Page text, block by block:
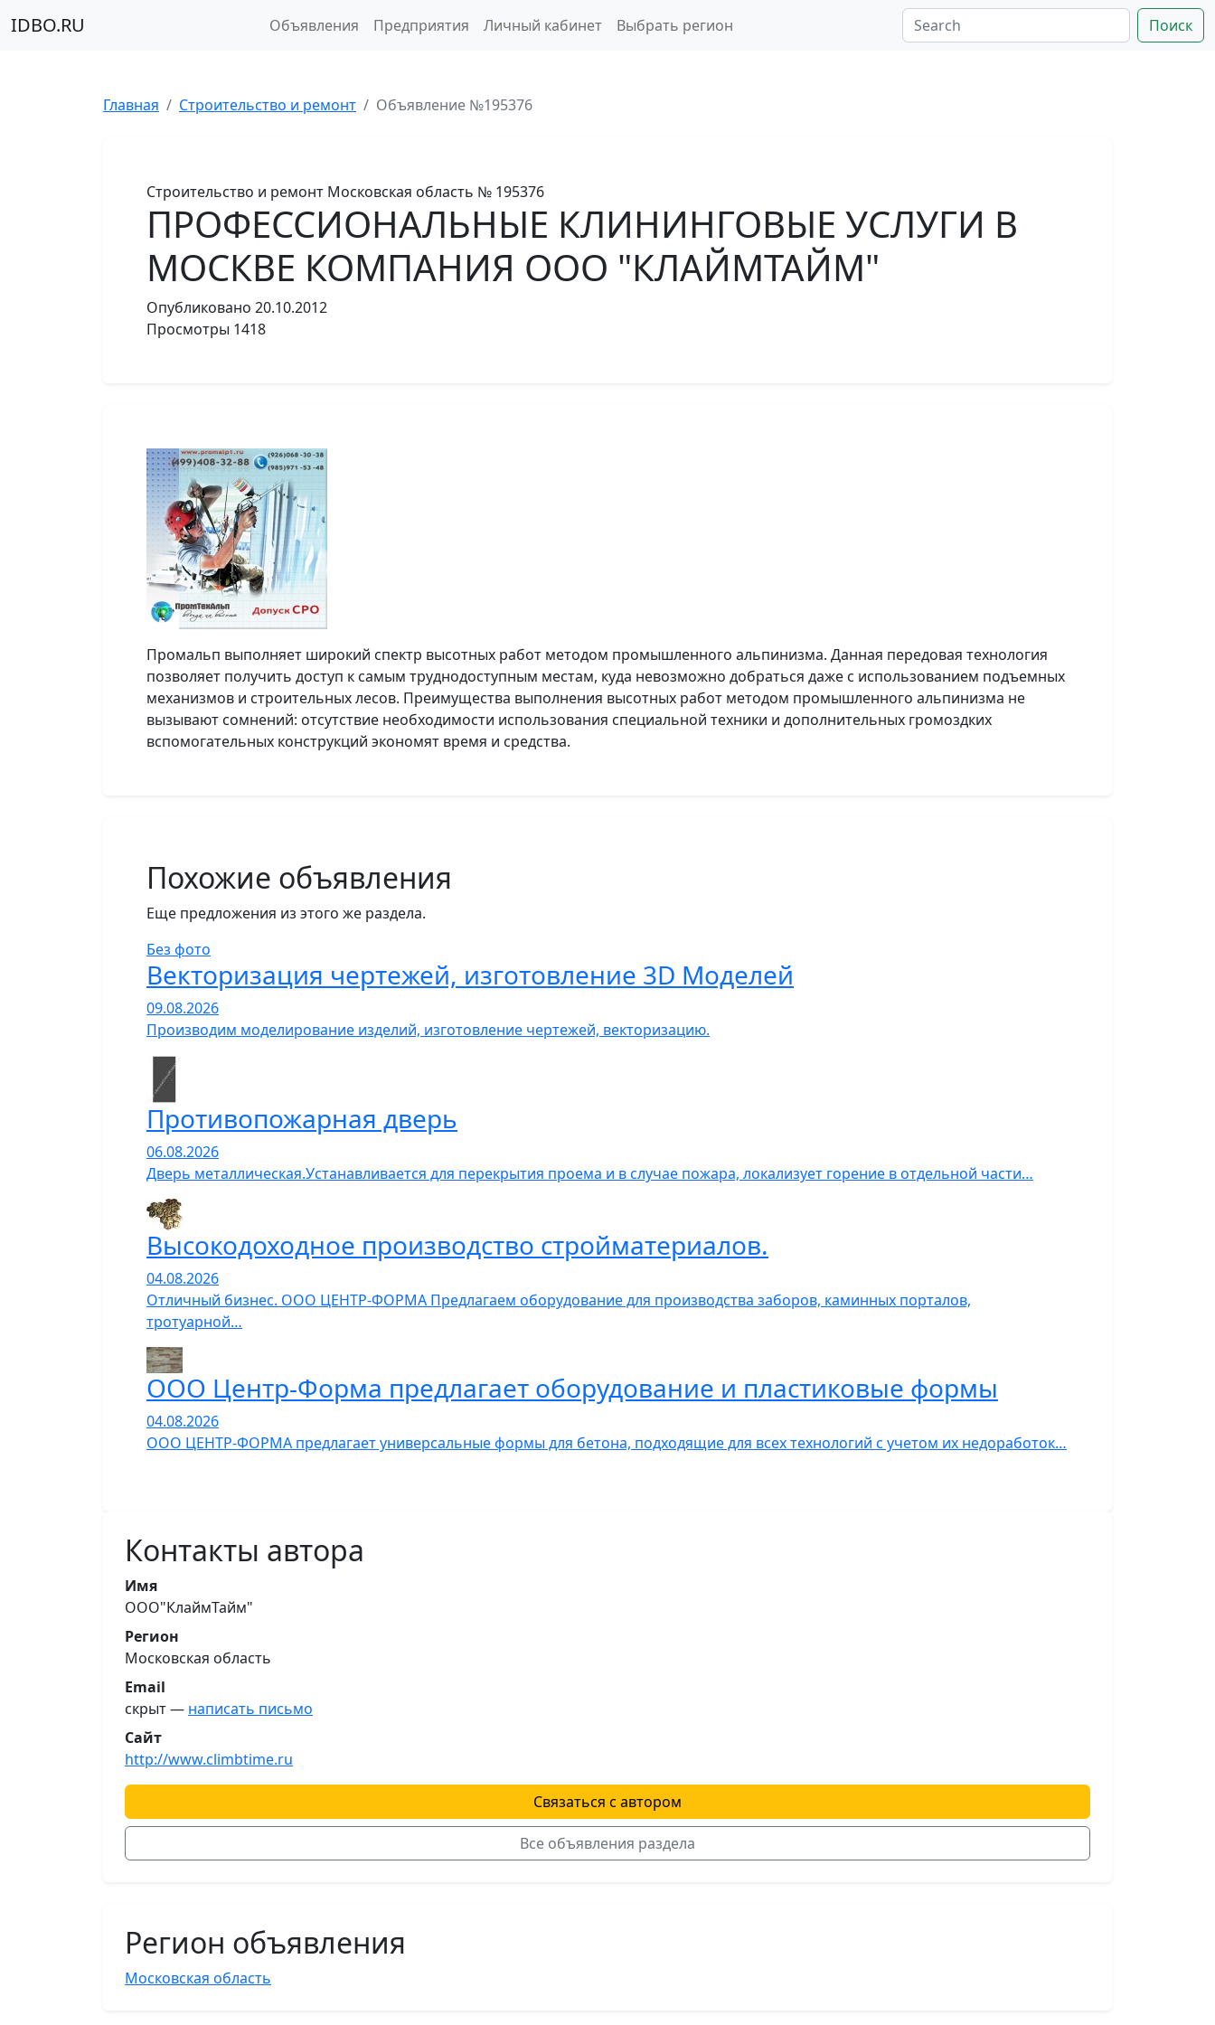
IDBO.RU Объявления Предприятия Личный кабинет Выбрать регион Поиск
Главная Строительство и ремонт Объявление №195376
Строительство и ремонт Московская область № 195376
ПРОФЕССИОНАЛЬНЫЕ КЛИНИНГОВЫЕ УСЛУГИ В
МОСКВЕ КОМПАНИЯ ООО "КЛАЙМТАЙМ"
Опубликовано 20.10.2012
Просмотры 1418
Промальп выполняет широкий спектр высотных работ методом промышленного альпинизма. Данная передовая технология
позволяет получить доступ к самым труднодоступным местам, куда невозможно добраться даже с использованием подъемных
механизмов и строительных лесов. Преимущества выполнения высотных работ методом промышленного альпинизма не
вызывают сомнений: отсутствие необходимости использования специальной техники и дополнительных громоздких
вспомогательных конструкций экономят время и средства.
Похожие объявления
Еще предложения из этого же раздела.
Без фото
Векторизация чертежей, изготовление 3D Моделей
09.08.2026
Производим моделирование изделий, изготовление чертежей, векторизацию.
Противопожарная дверь
06.08.2026
Дверь металлическая.Устанавливается для перекрытия проема и в случае пожара, локализует горение в отдельной части…
Высокодоходное производство стройматериалов.
04.08.2026
Отличный бизнес. ООО ЦЕНТР-ФОРМА Предлагаем оборудование для производства заборов, каминных порталов,
тротуарной…
ООО Центр-Форма предлагает оборудование и пластиковые формы
04.08.2026
ООО ЦЕНТР-ФОРМА предлагает универсальные формы для бетона, подходящие для всех технологий с учетом их недоработок…
Контакты автора
Имя
ООО"КлаймТайм"
Регион
Московская область
Email
скрыт — написать письмо
Сайт
http://www.climbtime.ru
Связаться с автором
Все объявления раздела
Регион объявления
Московская область